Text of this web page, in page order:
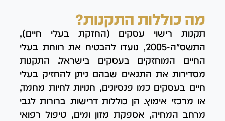
מה כוללות התקנות?
תקנות רישוי עסקים (החזקת בעלי חיים),
התשס"ה-2005, נועדו להבטיח את רווחת בעלי
החיים המוחזקים בעסקים בישראל. התקנות
מסדירות את התנאים שבהם ניתן להחזיק בעלי
חיים בעסקים כמו פנסיונים, חנויות לחיות מחמד,
או מרכזי אימוץ. הן כוללות דרישות ברורות לגבי
מרחב המחיה, אספקת מזון ומים, טיפול רפואי